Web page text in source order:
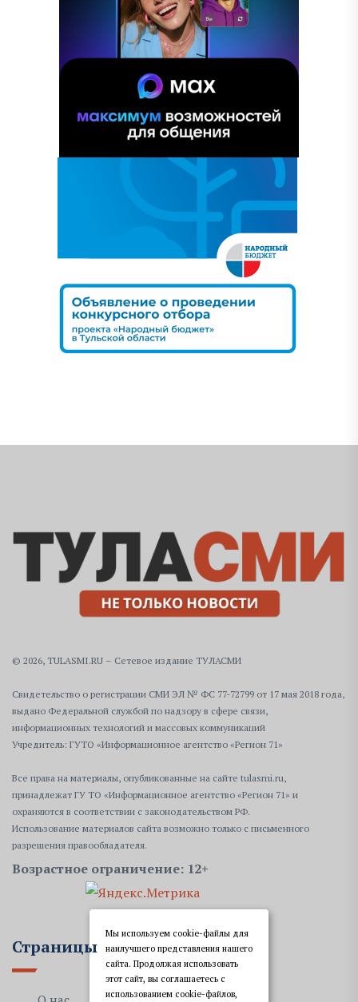
© 2026, TULASMI.RU – Сетевое издание ТУЛАСМИ
Свидетельство о регистрации СМИ ЭЛ № ФС 77-72799 от 17 мая 2018 года,
выдано Федеральной службой по надзору в сфере связи,
информационных технологий и массовых коммуникаций
Учредитель: ГУТО «Информационное агентство «Регион 71»
Все права на материалы, опубликованные на сайте tulasmi.ru,
принадлежат ГУ ТО «Информационное агентство «Регион 71» и
охраняются в соответствии с законодательством РФ.
Использование материалов сайта возможно только с письменного
разрешения правообладателя.
Возрастное ограничение: 12+
Страницы
Мы используем cookie-файлы для
наилучшего представления нашего
сайта. Продолжая использовать
этот сайт, вы соглашаетесь с
использованием cookie-файлов,